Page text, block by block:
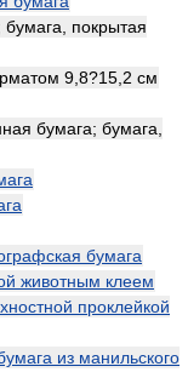
покрытая
9,8?15,2 см
бумага; бумага,
бумага
животным клеем
проклейкой
из манильского